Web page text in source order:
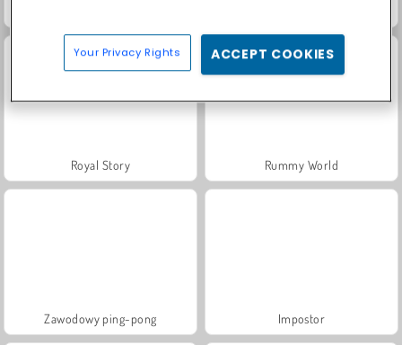
Royal Story Rummy World
Zawodowy ping-pong Impostor
Your Privacy Rights ACCEPT COOKIES